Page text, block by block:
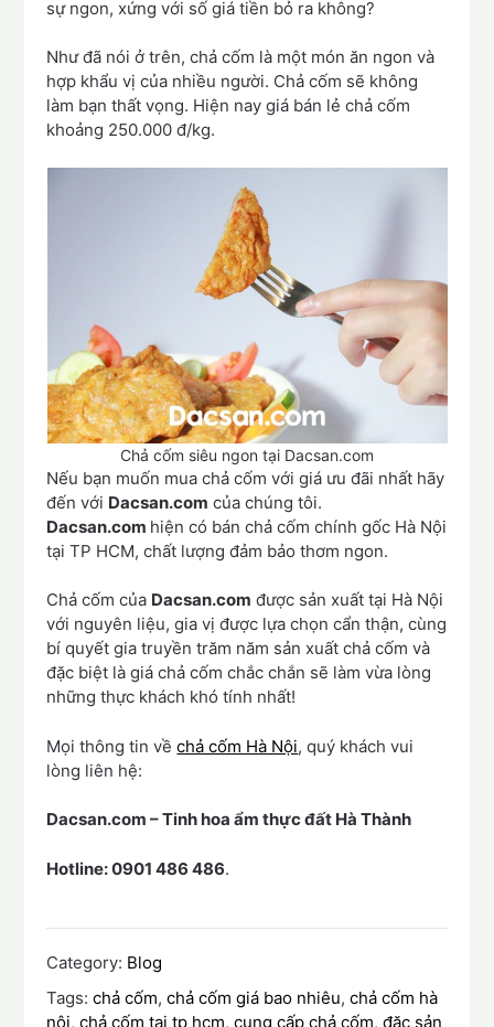
sự ngon, xứng với số giá tiền bỏ ra không?
Như đã nói ở trên, chả cốm là một món ăn ngon và
hợp khẩu vị của nhiều người. Chả cốm sẽ không
làm bạn thất vọng. Hiện nay giá bán lẻ chả cốm
khoảng 250.000 đ/kg.
Chả cốm siêu ngon tại Dacsan.com
Nếu bạn muốn mua chả cốm với giá ưu đãi nhất hãy
đến với Dacsan.com của chúng tôi.
Dacsan.com hiện có bán chả cốm chính gốc Hà Nội
tại TP HCM, chất lượng đảm bảo thơm ngon.
Chả cốm của Dacsan.com được sản xuất tại Hà Nội
với nguyên liệu, gia vị được lựa chọn cẩn thận, cùng
bí quyết gia truyền trăm năm sản xuất chả cốm và
đặc biệt là giá chả cốm chắc chắn sẽ làm vừa lòng
những thực khách khó tính nhất!
Mọi thông tin vềchả cốm Hà Nội, quý khách vui
lòng liên hệ:
Dacsan.com – Tinh hoa ẩm thực đất Hà Thành
Hotline: 0901 486 486.
Category: Blog
Tags:chả cốm,chả cốm giá bao nhiêu,chả cốm hà
nội,chả cốm tại tp hcm,cung cấp chả cốm,đặc sản